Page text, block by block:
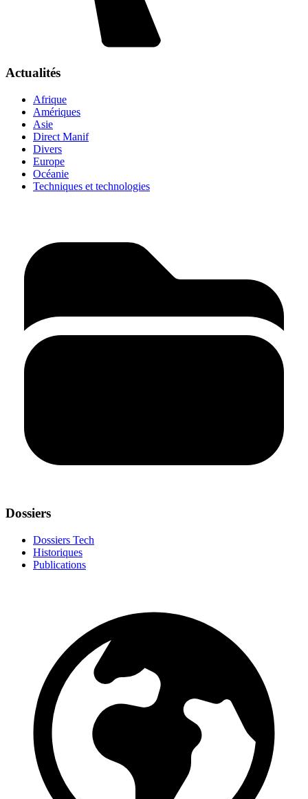
Actualités
Afrique
Amériques
Asie
Direct Manif
Divers
Europe
Océanie
Techniques et technologies
Dossiers
Dossiers Tech
Historiques
Publications